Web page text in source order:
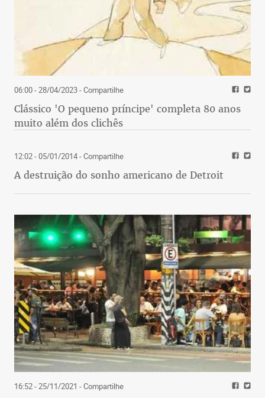
06:00 - 28/04/2023- Compartilhe
Clássico 'O pequeno príncipe' completa 80 anos
muito além dos clichês
12:02 - 05/01/2014- Compartilhe
A destruição do sonho americano de Detroit
16:52 - 25/11/2021 - Compartilhe